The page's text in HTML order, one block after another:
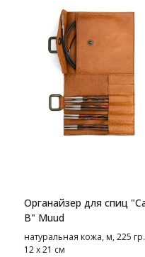
Органайзер для спиц
B" Muud
натуральная кожа, м, 225 гр.
12 х 21 см